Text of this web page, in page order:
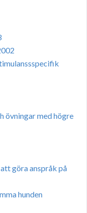
övningar med högre
göra anspråk på
hunden